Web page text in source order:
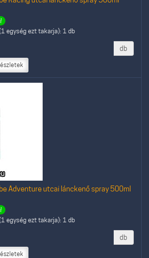
egység ezt takarja): 1 db
db
Adventure utcai lánckenő spray 500ml
egység ezt takarja): 1 db
db